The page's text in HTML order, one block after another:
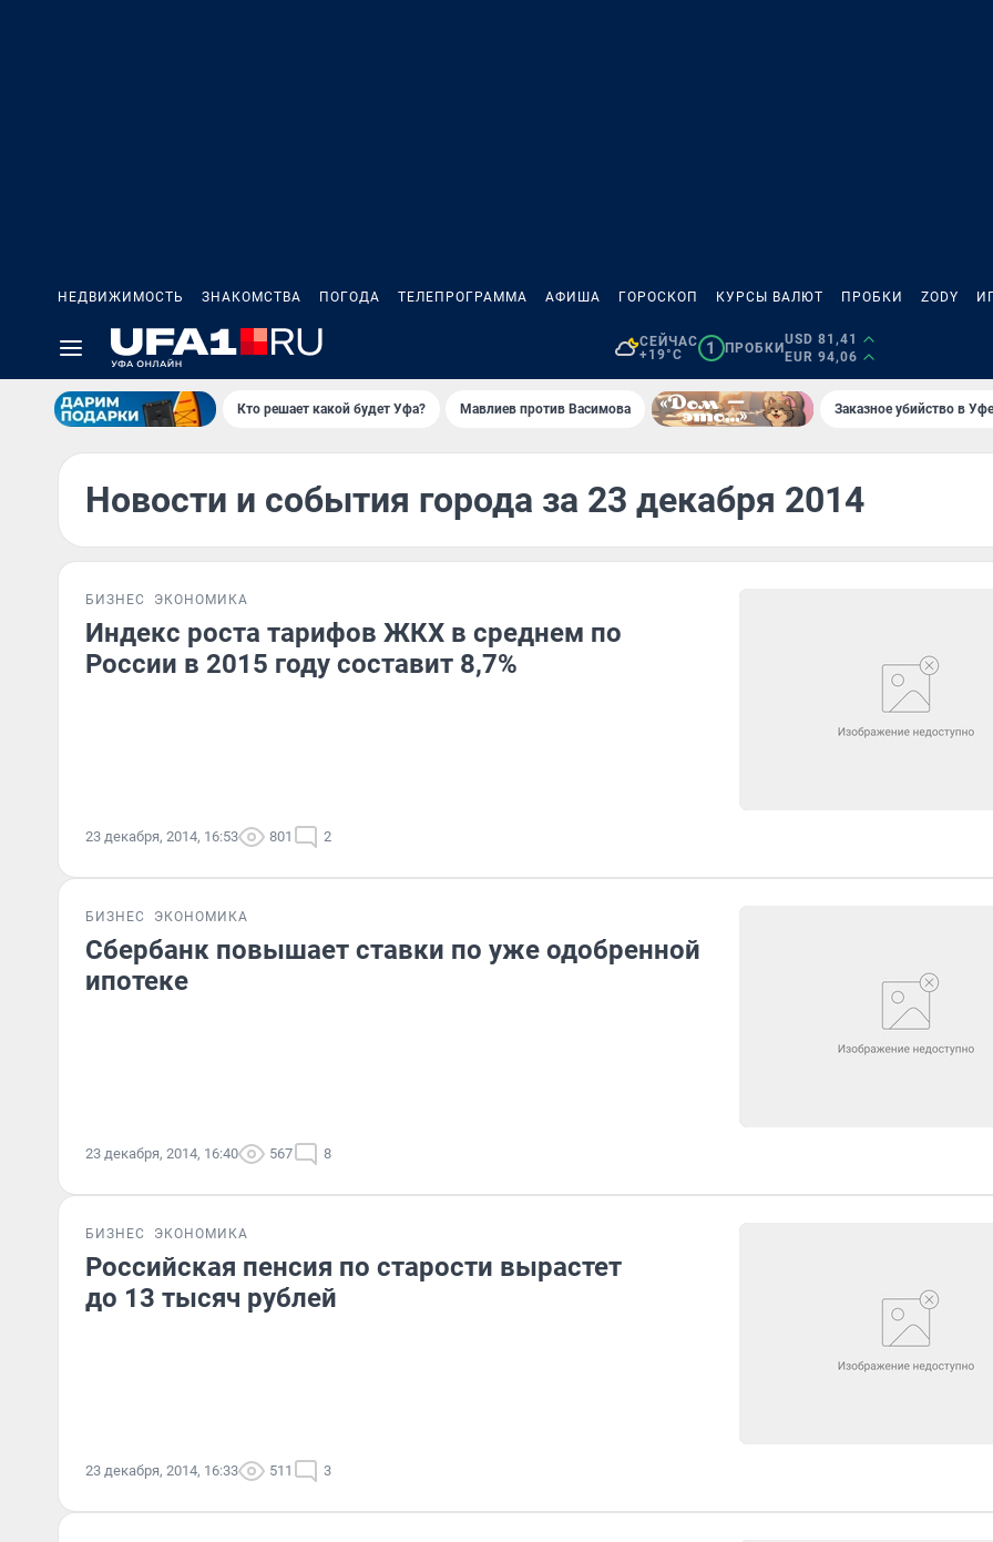
НЕДВИЖИМОСТЬ ЗНАКОМСТВА ПОГОДА ТЕЛЕПРОГРАММА АФИША ГОРОСКОП КУРСЫ ВАЛЮТ ПРОБКИ ZODY
СЕЙЧАС
+19°C
1 ПРОБКИ
USD 81,41
EUR 94,06
Кто решает какой будет Уфа? Мавлиев против Васимова Заказное убийство в
Новости и события города за 23 декабря 2014
БИЗНЕС ЭКОНОМИКА
Индекс роста тарифов ЖКХ в среднем по
России в 2015 году составит 8,7%
23 декабря, 2014, 16:53 801 2
БИЗНЕС ЭКОНОМИКА
Сбербанк повышает ставки по уже одобренной
ипотеке
23 декабря, 2014, 16:40 567 8
БИЗНЕС ЭКОНОМИКА
Российская пенсия по старости вырастет
до 13 тысяч рублей
23 декабря, 2014, 16:33 511 3